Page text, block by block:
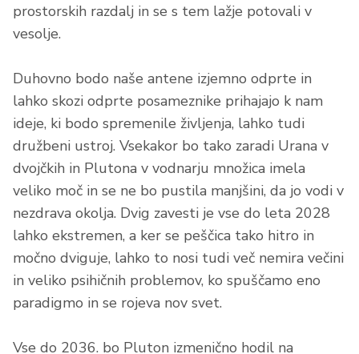
prostorskih razdalj in se s tem lažje potovali v
vesolje.
Duhovno bodo naše antene izjemno odprte in
lahko skozi odprte posameznike prihajajo k nam
ideje, ki bodo spremenile življenja, lahko tudi
družbeni ustroj. Vsekakor bo tako zaradi Urana v
dvojčkih in Plutona v vodnarju množica imela
veliko moč in se ne bo pustila manjšini, da jo vodi v
nezdrava okolja. Dvig zavesti je vse do leta 2028
lahko ekstremen, a ker se peščica tako hitro in
močno dviguje, lahko to nosi tudi več nemira večini
in veliko psihičnih problemov, ko spuščamo eno
paradigmo in se rojeva nov svet.
Vse do 2036. bo Pluton izmenično hodil na